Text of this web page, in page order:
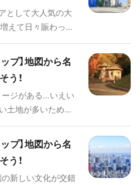
ています。日本から
を存分に満喫でき
。ツアー選びのポ
ット、公共交通機
として大人気の大
えて日々賑わって
しこにあるたこ焼
さんと、ド派手な
ユニバーサル・ス
海遊館など、遊びに
阪の駅周辺をはじ
り、ショッピング
見どころや観光ス
で、大阪旅行の全
プ】地図から名
う！
ジがある…いえい
土地が多いため大
ごとに表情を変え
す。東京から車や
行ける場所が多
立ち寄っても楽し
プ】地図から名
う！
新しい文化が交錯